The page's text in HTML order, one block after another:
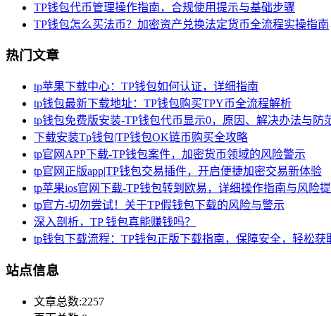
TP钱包代币管理操作指南，合规使用提示与基础步骤
TP钱包怎么买法币？加密资产兑换法定货币全流程实操指南
热门文章
tp苹果下载中心：TP钱包如何认证，详细指南
tp钱包最新下载地址：TP钱包购买TPY币全流程解析
tp钱包免费版安装-TP钱包代币显示0，原因、解决办法与防
下载安装Tp钱包|TP钱包OK链币购买全攻略
tp官网APP下载-TP钱包案件，加密货币领域的风险警示
tp官网正版app|TP钱包交易插件，开启便捷加密交易新体验
tp苹果ios官网下载-TP钱包转到欧易，详细操作指南与风险
tp官方-切勿尝试！关于TP假钱包下载的风险与警示
深入剖析，TP 钱包真能赚钱吗？
tp钱包下载流程：TP钱包正版下载指南，保障安全，轻松获
站点信息
文章总数:2257